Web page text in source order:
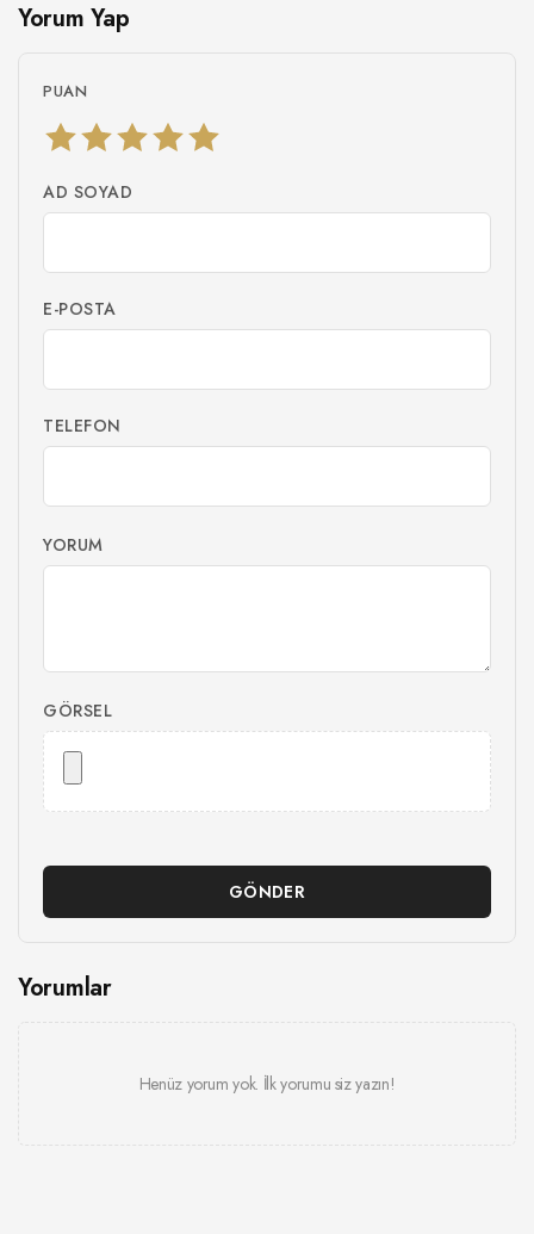
Yorum Yap
PUAN
AD SOYAD
E-POSTA
TELEFON
YORUM
GÖRSEL
GÖNDER
Yorumlar
Henüz yorum yok. İlk yorumu siz yazın!